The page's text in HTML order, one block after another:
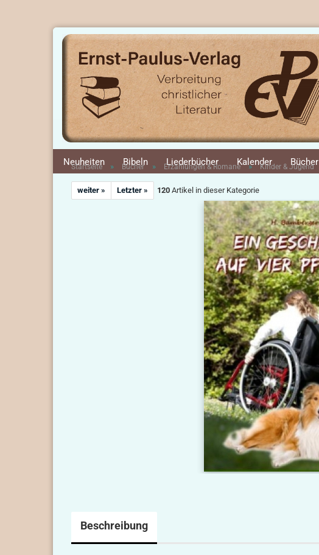
Neuheiten Bibeln Liederbücher Kalender Bücher
Startseite » Bücher » Erzählungen & Romane » Kinder & Jugend
weiter » Letzter » 120 Artikel in dieser Kategorie
Beschreibung